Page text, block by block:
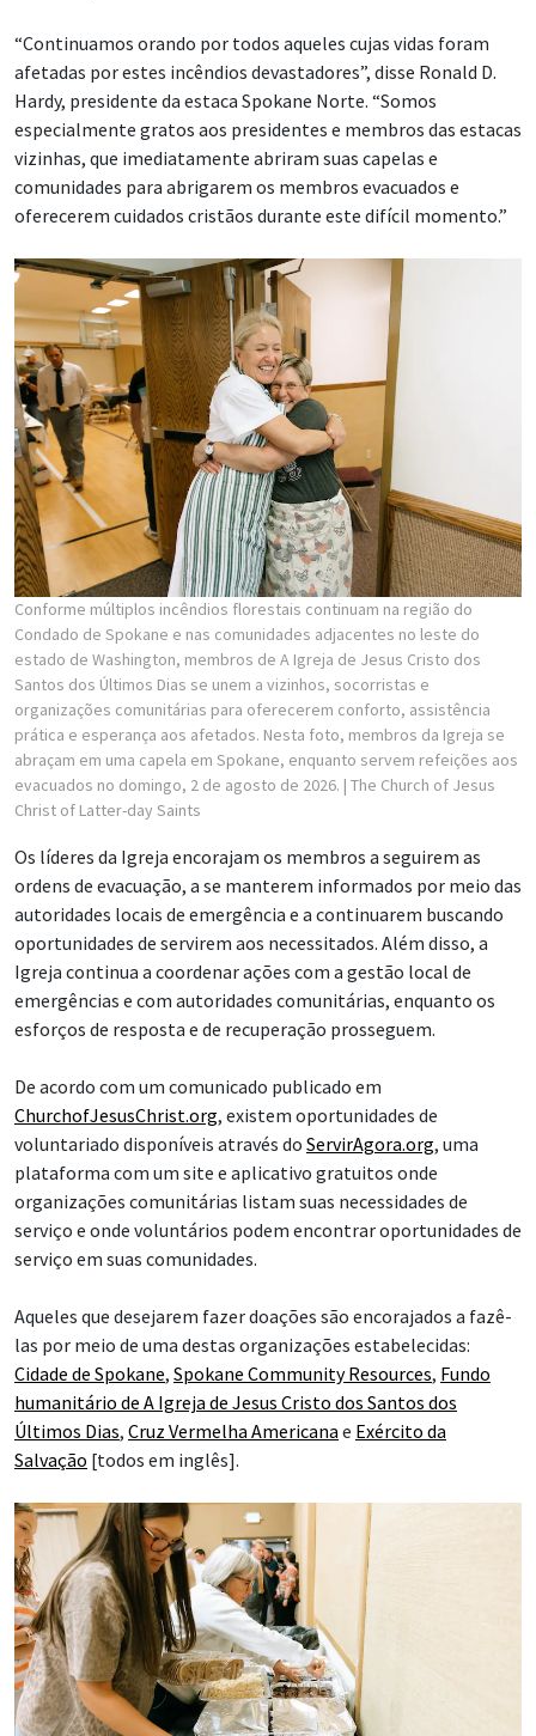
“Continuamos orando por todos aqueles cujas vidas foram
afetadas por estes incêndios devastadores”, disse Ronald D.
Hardy, presidente da estaca Spokane Norte. “Somos
especialmente gratos aos presidentes e membros das estacas
vizinhas, que imediatamente abriram suas capelas e
comunidades para abrigarem os membros evacuados e
oferecerem cuidados cristãos durante este difícil momento.”
Conforme múltiplos incêndios florestais continuam na região do
Condado de Spokane e nas comunidades adjacentes no leste do
estado de Washington, membros de A Igreja de Jesus Cristo dos
Santos dos Últimos Dias se unem a vizinhos, socorristas e
organizações comunitárias para oferecerem conforto, assistência
prática e esperança aos afetados. Nesta foto, membros da Igreja se
abraçam em uma capela em Spokane, enquanto servem refeições aos
evacuados no domingo, 2 de agosto de 2026. | The Church of Jesus
Christ of Latter-day Saints
Os líderes da Igreja encorajam os membros a seguirem as
ordens de evacuação, a se manterem informados por meio das
autoridades locais de emergência e a continuarem buscando
oportunidades de servirem aos necessitados. Além disso, a
Igreja continua a coordenar ações com a gestão local de
emergências e com autoridades comunitárias, enquanto os
esforços de resposta e de recuperação prosseguem.
De acordo com um comunicado publicado em
ChurchofJesusChrist.org, existem oportunidades de
voluntariado disponíveis através do ServirAgora.org, uma
plataforma com um site e aplicativo gratuitos onde
organizações comunitárias listam suas necessidades de
serviço e onde voluntários podem encontrar oportunidades de
serviço em suas comunidades.
Aqueles que desejarem fazer doações são encorajados a fazê-
las por meio de uma destas organizações estabelecidas:
Cidade de Spokane, Spokane Community Resources, Fundo
humanitário de A Igreja de Jesus Cristo dos Santos dos
Últimos Dias, Cruz Vermelha Americana e Exército da
Salvação [todos em inglês].